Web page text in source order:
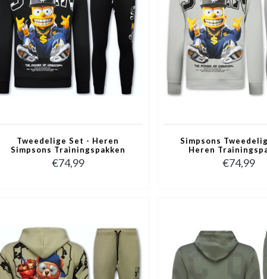
Tweedelige Set - Heren
Simpsons Trainingspakken
Volwassenen - Joggingpak
Heren - Huispak Heren - 089 -
€74,99
Simpsons
Heren
Volwassenen -
Heren - Huispak
€74,99